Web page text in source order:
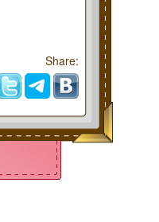
Share: